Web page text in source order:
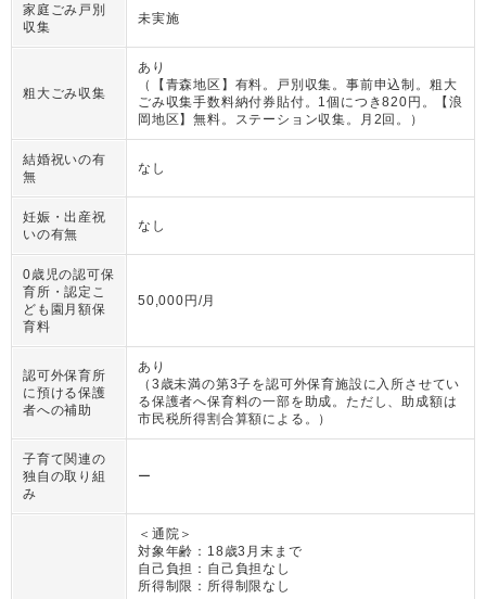
家庭ごみ戸別
収集
未実施
粗大ごみ収集
あり
（
【青森地区】有料。戸別収集。事前申込制。粗大
ごみ収集手数料納付券貼付。1個につき820円。【浪
岡地区】無料。ステーション収集。月2回。
）
結婚祝いの有
無
なし
妊娠・出産祝
いの有無
なし
0歳児の認可保
育所・認定こ
ども園月額保
育料
50,000円/月
認可外保育所
に預ける保護
者への補助
あり
（ 3歳未満の第3子を認可外保育施設に入所させてい
る保護者へ保育料の一部を助成。ただし、助成額は
市民税所得割合算額による。
）
子育て関連の
独自の取り組
み
ー
＜通院＞
対象年齢： 18歳3月末まで
自己負担： 自己負担なし
所得制限： 所得制限なし